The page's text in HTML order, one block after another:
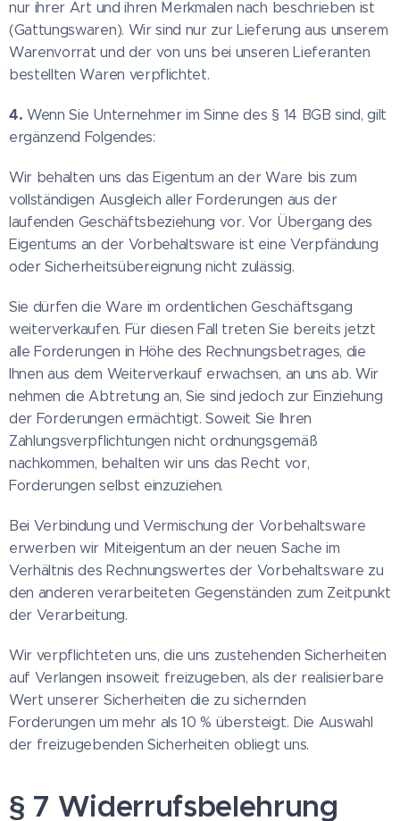
nur ihrer Art und ihren Merkmalen nach beschrieben ist
(Gattungswaren). Wir sind nur zur Lieferung aus unserem
Warenvorrat und der von uns bei unseren Lieferanten
bestellten Waren verpflichtet.
4. Wenn Sie Unternehmer im Sinne des § 14 BGB sind, gilt
ergänzend Folgendes:
Wir behalten uns das Eigentum an der Ware bis zum
vollständigen Ausgleich aller Forderungen aus der
laufenden Geschäftsbeziehung vor. Vor Übergang des
Eigentums an der Vorbehaltsware ist eine Verpfändung
oder Sicherheitsübereignung nicht zulässig.
Sie dürfen die Ware im ordentlichen Geschäftsgang
weiterverkaufen. Für diesen Fall treten Sie bereits jetzt
alle Forderungen in Höhe des Rechnungsbetrages, die
Ihnen aus dem Weiterverkauf erwachsen, an uns ab. Wir
nehmen die Abtretung an, Sie sind jedoch zur Einziehung
der Forderungen ermächtigt. Soweit Sie Ihren
Zahlungsverpflichtungen nicht ordnungsgemäß
nachkommen, behalten wir uns das Recht vor,
Forderungen selbst einzuziehen.
Bei Verbindung und Vermischung der Vorbehaltsware
erwerben wir Miteigentum an der neuen Sache im
Verhältnis des Rechnungswertes der Vorbehaltsware zu
den anderen verarbeiteten Gegenständen zum Zeitpunkt
der Verarbeitung.
Wir verpflichteten uns, die uns zustehenden Sicherheiten
auf Verlangen insoweit freizugeben, als der realisierbare
Wert unserer Sicherheiten die zu sichernden
Forderungen um mehr als 10 % übersteigt. Die Auswahl
der freizugebenden Sicherheiten obliegt uns.
§ 7 Widerrufsbelehrung